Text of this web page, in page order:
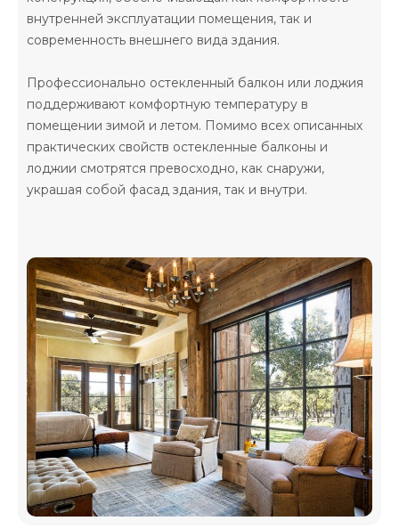
внутренней эксплуатации помещения, так и
современность внешнего вида здания.
Профессионально остекленный балкон или лоджия
поддерживают комфортную температуру в
помещении зимой и летом. Помимо всех описанных
практических свойств остекленные балконы и
лоджии смотрятся превосходно, как снаружи,
украшая собой фасад здания, так и внутри.